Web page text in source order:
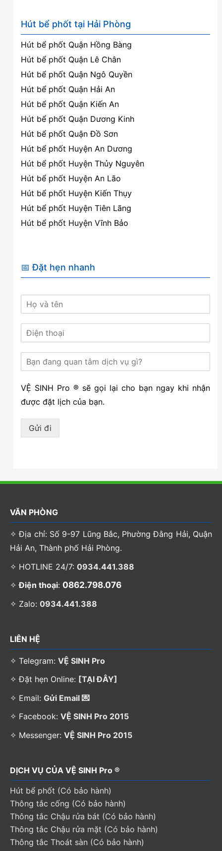
Hút bể phốt tại Hải Phòng
Hút bể phốt Quận Hồng Bàng
Hút bể phốt Quận Lê Chân
Hút bể phốt Quận Ngô Quyền
Hút bể phốt Quận Hải An
Hút bể phốt Quận Kiến An
Hút bể phốt Quận Dương Kinh
Hút bể phốt Quận Đồ Sơn
Hút bể phốt Huyện An Dương
Hút bể phốt Huyện Thủy Nguyên
Hút bể phốt Huyện An Lão
Hút bể phốt Huyện Kiến Thụy
Hút bể phốt Huyện Tiên Lãng
Hút bể phốt Huyện Vĩnh Bảo
📅 Đặt hẹn nhanh
VỆ SINH Pro ® sẽ gọi lại cho bạn ngay khi nhận
được đặt lịch của bạn.
Gửi đi
VĂN PHÒNG
✧ Địa chỉ: Số 9-97 Lũng Bắc, Phường Đằng Hải, Quận
Hải An, Thành phố Hải Phòng.
✧ HOTLINE 24/7: 0934.441.388
✧Điện thoại: 0862.798.076
✧ Zalo: 0934.441.388
LIÊN HỆ
✧ Telegram: VỆ SINH Pro
✧ Đặt hẹn Online: [TẠI ĐÂY]
✧ Email: Gửi Email 💌
✧ Facebook: VỆ SINH Pro 2015
✧ Messenger: VỆ SINH Pro 2015
DỊCH VỤ CỦA VỆ SINH Pro ®
Hút bể phốt (Có bảo hành)
Thông tắc cống (Có bảo hành)
Thông tắc Chậu rửa bát (Có bảo hành)
Thông tắc Chậu rửa mặt (Có bảo hành)
Thông tắc Thoát sàn (Có bảo hành)